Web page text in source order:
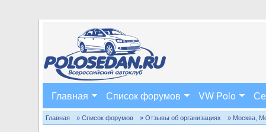
Главная Список форумов VW Polo
Главная » Список форумов » Отзывы об организациях » Москва,